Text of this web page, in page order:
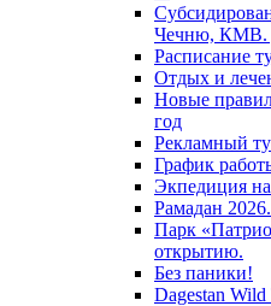
Чечню, КМВ.
Расписание
Отдых и
Новые
год
Рекламный
График
Экпедиция
Рамадан
Парк
открытию.
Без паники!
Dagestan